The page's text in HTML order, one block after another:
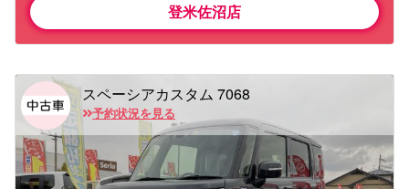
登米佐沼店
スペーシアカスタム 7068
予約状況を見る